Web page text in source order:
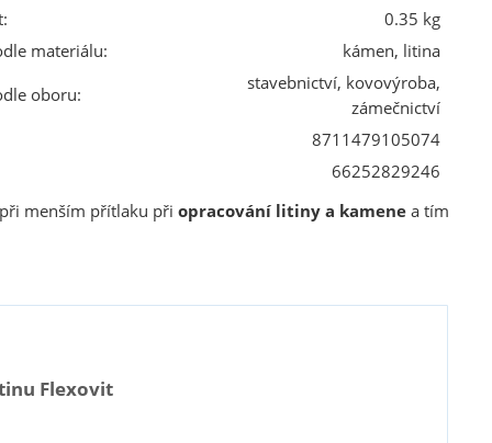
0.35 kg
materiálu:
kámen, litina
oboru:
stavebnictví, kovovýroba,
zámečnictví
8711479105074
66252829246
menším přítlaku při opracování litiny a kamenea tím
Flexovit